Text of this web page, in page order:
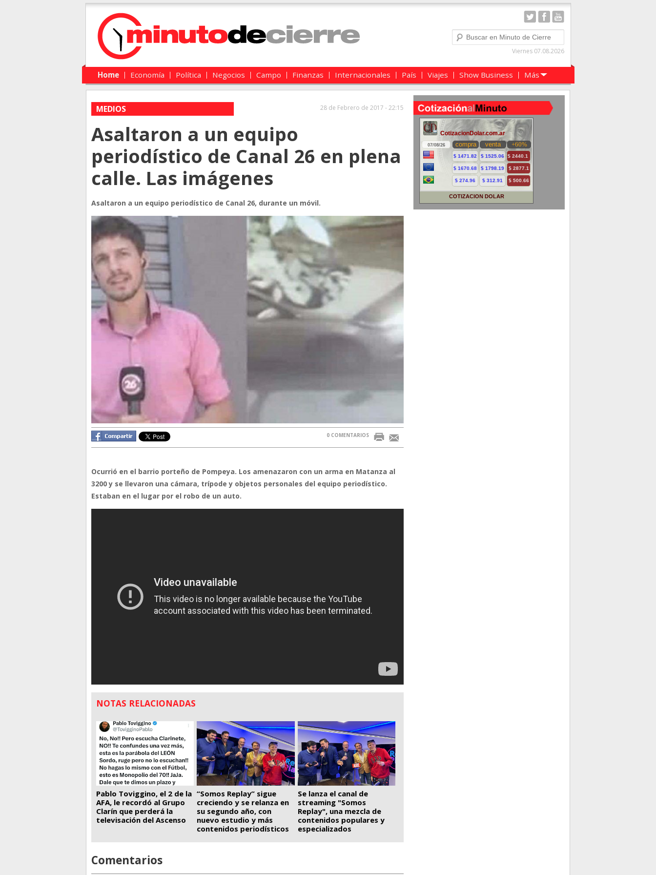
Viernes 07.08.2026
Buscar
Main menu
Skip to primary content
Skip to secondary content
Home Economía Política Negocios Campo Finanzas Internacionales País Viajes Show Business Más
MEDIOS 28 de Febrero de 2017 - 22:15
Asaltaron a un equipo
periodístico de Canal 26 en plena
calle. Las imágenes
Asaltaron a un equipo periodístico de Canal 26, durante un móvil.
0 COMENTARIOS
Ocurrió en el barrio porteño de Pompeya. Los amenazaron con un arma en Matanza al
3200 y se llevaron una cámara, trípode y objetos personales del equipo periodístico.
Estaban en el lugar por el robo de un auto.
NOTAS RELACIONADAS
Pablo Toviggino, el 2 de la
AFA, le recordó al Grupo
Clarín que perderá la
televisación del Ascenso
“Somos Replay” sigue
creciendo y se relanza en
su segundo año, con
nuevo estudio y más
contenidos periodísticos
Se lanza el canal de
streaming "Somos
Replay", una mezcla de
contenidos populares y
especializados
Comentarios
COTIZACION DOLAR